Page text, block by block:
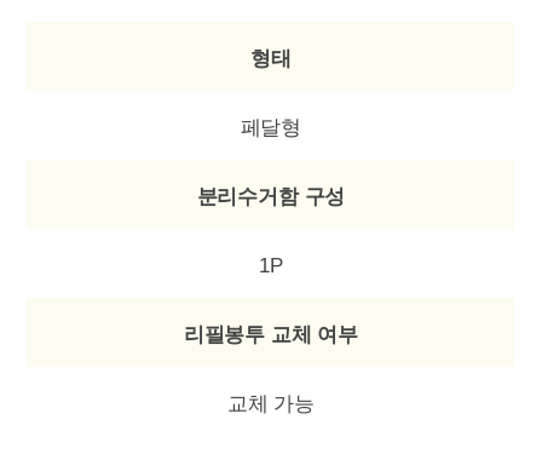
형태
페달형
분리수거함 구성
1P
리필봉투 교체 여부
교체 가능